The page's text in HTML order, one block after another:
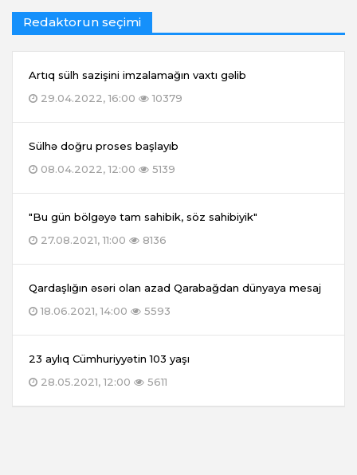
Redaktorun seçimi
Artıq sülh sazişini imzalamağın vaxtı gəlib
29.04.2022, 16:00
10379
Sülhə doğru proses başlayıb
08.04.2022, 12:00
5139
"Bu gün bölgəyə tam sahibik, söz sahibiyik"
27.08.2021, 11:00
8136
Qardaşlığın əsəri olan azad Qarabağdan dünyaya mesaj
18.06.2021, 14:00
5593
23 aylıq Cümhuriyyətin 103 yaşı
28.05.2021, 12:00
5611